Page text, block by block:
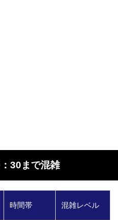
30まで混雑
時間帯 混雑レベル